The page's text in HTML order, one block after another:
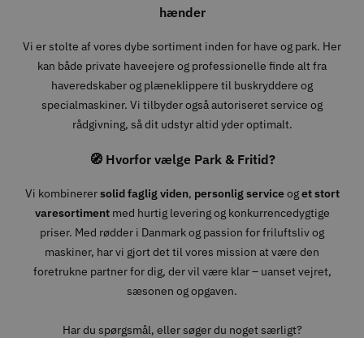
hænder
Vi er stolte af vores dybe sortiment inden for have og park. Her
kan både private haveejere og professionelle finde alt fra
haveredskaber og plæneklippere til buskryddere og
specialmaskiner. Vi tilbyder også autoriseret service og
rådgivning, så dit udstyr altid yder optimalt.
🧭 Hvorfor vælge Park & Fritid?
Vi kombinerersolid faglig viden, personlig serviceoget stort
varesortimentmed hurtig levering og konkurrencedygtige
priser. Med rødder i Danmark og passion for friluftsliv og
maskiner, har vi gjort det til vores mission at være den
foretrukne partner for dig, der vil være klar – uanset vejret,
sæsonen og opgaven.
Har du spørgsmål, eller søger du noget særligt?